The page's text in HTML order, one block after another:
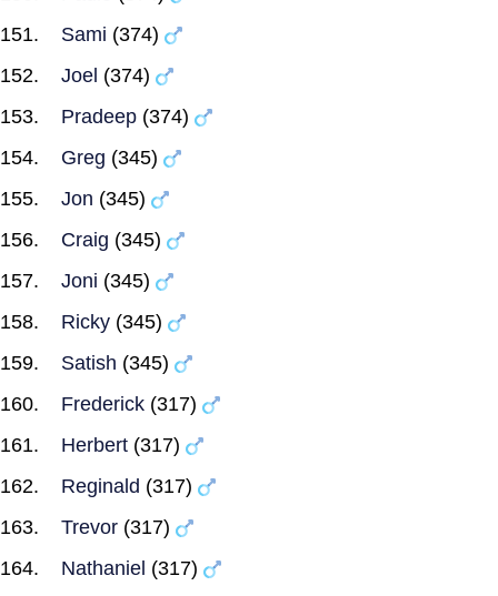
Sami (374)
Joel (374)
Pradeep (374)
Greg (345)
Jon (345)
Craig (345)
Joni (345)
Ricky (345)
Satish (345)
Frederick (317)
Herbert (317)
Reginald (317)
Trevor (317)
Nathaniel (317)